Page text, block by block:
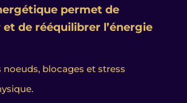
permet de
de rééquilibrer l’énergie
noeuds, blocages et stress